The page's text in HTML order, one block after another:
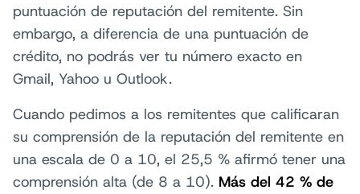
puntuación de reputación del remitente. Sin
embargo, a diferencia de una puntuación de
crédito, no podrás ver tu número exacto en
Gmail, Yahoo u Outlook.
Cuando pedimos a los remitentes que calificaran
su comprensión de la reputación del remitente en
una escala de 0 a 10, el 25,5 % afirmó tener una
comprensión alta (de 8 a 10). Más del 42 % de